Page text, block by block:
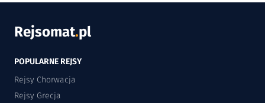
Rejsomat.pl
POPULARNE REJSY
Rejsy Chorwacja
Rejsy Grecja